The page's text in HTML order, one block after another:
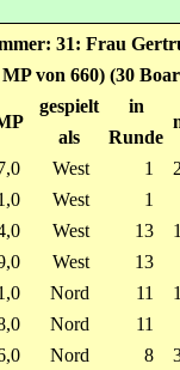
31: Frau
von 660) (30
gespielt in
als
Runde
West 1
West
1
West 13
West
13
Nord 11
Nord
11
Nord 8